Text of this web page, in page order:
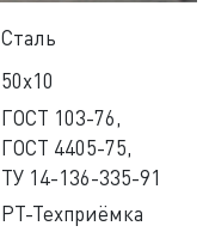
Сталь
50x10
ГОСТ 103-76,
ГОСТ 4405-75,
ТУ 14-136-335-91
РТ-Техприёмка